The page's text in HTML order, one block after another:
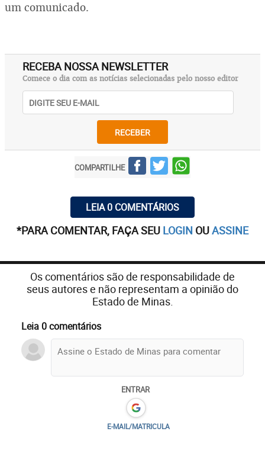
um comunicado.
RECEBA NOSSA NEWSLETTER
Comece o dia com as notícias selecionadas pelo nosso editor
RECEBER
COMPARTILHE
LEIA 0 COMENTÁRIOS
*PARA COMENTAR, FAÇA SEU LOGIN OUASSINE
Os comentários são de responsabilidade de
seus autores e não representam a opinião do
Estado de Minas.
Leia 0 comentários
ENTRAR
E-MAIL/MATRICULA